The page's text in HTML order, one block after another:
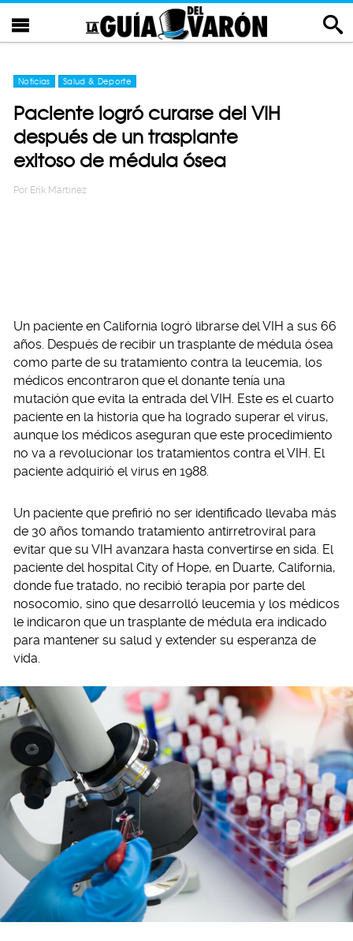
Noticias Salud & Deporte
Paciente logró curarse del VIH
después de un trasplante
exitoso de médula ósea
Por Erik Martinez
Un paciente en California logró librarse del VIH a sus 66
años. Después de recibir un trasplante de médula ósea
como parte de su tratamiento contra la leucemia, los
médicos encontraron que el donante tenía una
mutación que evita la entrada del VIH. Este es el cuarto
paciente en la historia que ha logrado superar el virus,
aunque los médicos aseguran que este procedimiento
no va a revolucionar los tratamientos contra el VIH. El
paciente adquirió el virus en 1988.
Un paciente que prefirió no ser identificado llevaba más
de 30 años tomando tratamiento antirretroviral para
evitar que su VIH avanzara hasta convertirse en sida. El
paciente del hospital City of Hope, en Duarte, California,
donde fue tratado, no recibió terapia por parte del
nosocomio, sino que desarrolló leucemia y los médicos
le indicaron que un trasplante de médula era indicado
para mantener su salud y extender su esperanza de
vida.